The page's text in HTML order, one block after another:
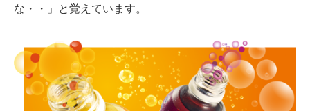
な・・」と覚えています。